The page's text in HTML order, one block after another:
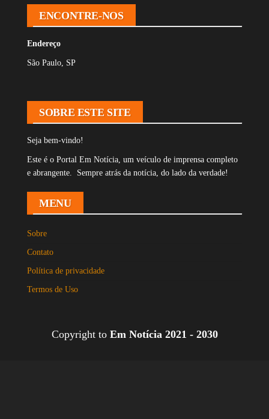
ENCONTRE-NOS
Endereço
São Paulo, SP
SOBRE ESTE SITE
Seja bem-vindo!
Este é o Portal Em Notícia, um veículo de imprensa completo
e abrangente. Sempre atrás da notícia, do lado da verdade!
MENU
Sobre
Contato
Política de privacidade
Termos de Uso
Copyright to Em Notícia 2021 - 2030